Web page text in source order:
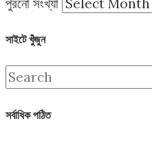
পুরনো সংখ্যা
সাইটে খুঁজুন
সর্বাধিক পঠিত